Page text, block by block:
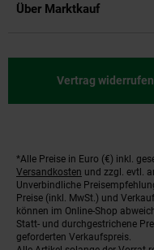
Über Marktkauf
Vertrag widerrufen
Fußnoten
*Alle Preise in Euro (€) inkl.
Versandkosten und zzgl. evtl.
Unverbindliche
Preise (inkl. MwSt.) und
können im Online-Shop
Statt- und durchgestrichene
geforderten Verkaufspreis.